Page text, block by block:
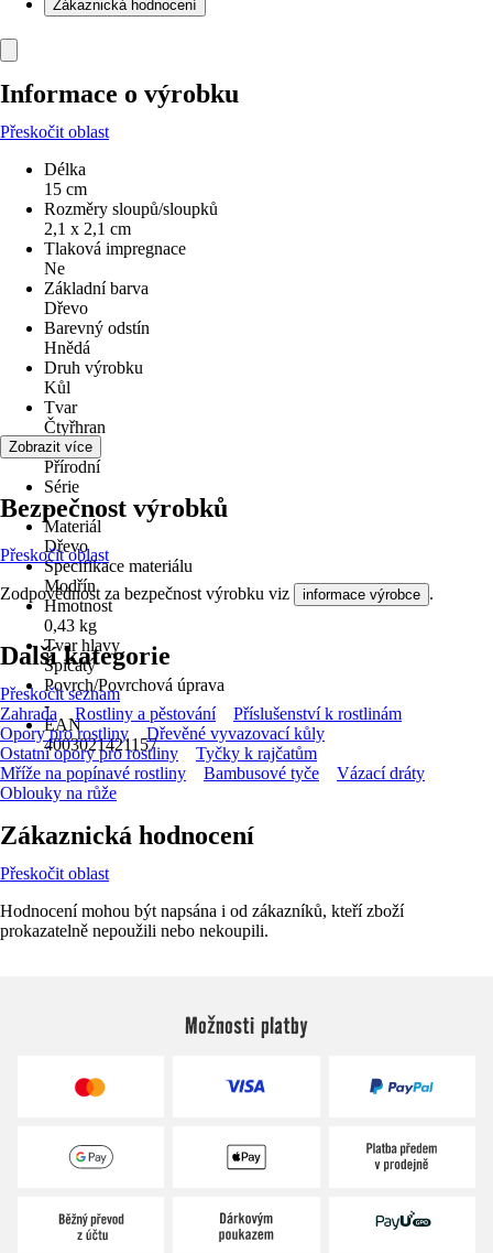
Zákaznická hodnocení
Informace o výrobku
Přeskočit oblast
Délka
15 cm
Rozměry sloupů/sloupků
2,1 x 2,1 cm
Tlaková impregnace
Ne
Základní barva
Dřevo
Barevný odstín
Hnědá
Druh výrobku
Kůl
Tvar
Čtyřhran
Vzhled
Přírodní
Série
-
Materiál
Dřevo
Specifikace materiálu
Modřín
Hmotnost
0,43 kg
Tvar hlavy
Špičatý
Povrch/Povrchová úprava
-
EAN
4003021421157
Zobrazit více
Bezpečnost výrobků
Přeskočit oblast
Zodpovědnost za bezpečnost výrobku viz informace výrobce .
Další kategorie
Přeskočit seznam
Zahrada
Rostliny a pěstování
Příslušenství k rostlinám
Opory pro rostliny
Dřevěné vyvazovací kůly
Ostatní opory pro rostliny
Tyčky k rajčatům
Mříže na popínavé rostliny
Bambusové tyče
Vázací dráty
Oblouky na růže
Zákaznická hodnocení
Přeskočit oblast
Hodnocení mohou být napsána i od zákazníků, kteří zboží
prokazatelně nepoužili nebo nekoupili.
Možnosti platby